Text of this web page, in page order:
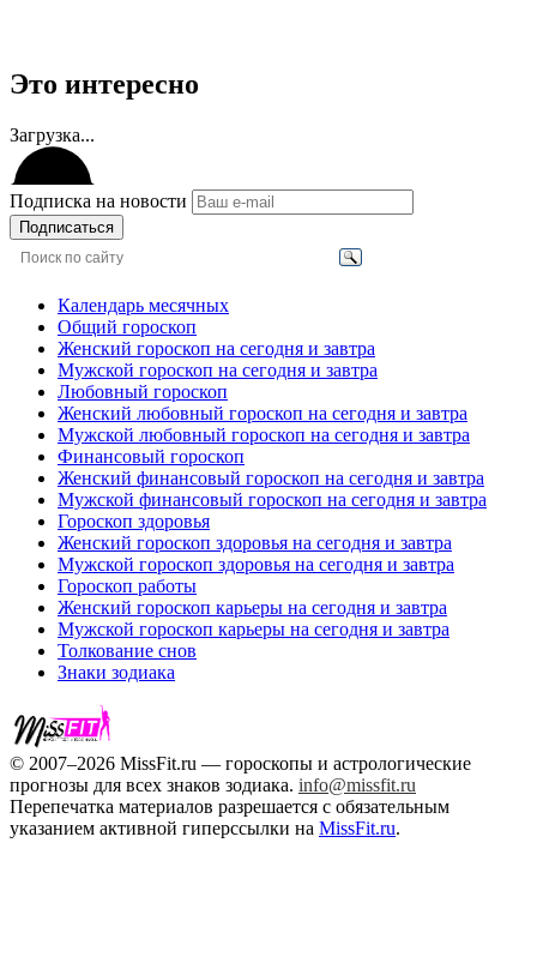
Это интересно
Загрузка...
Подписка на новости
Подписаться
Календарь месячных
Общий гороскоп
Женский гороскоп на сегодня и завтра
Мужской гороскоп на сегодня и завтра
Любовный гороскоп
Женский любовный гороскоп на сегодня и завтра
Мужской любовный гороскоп на сегодня и завтра
Финансовый гороскоп
Женский финансовый гороскоп на сегодня и завтра
Мужской финансовый гороскоп на сегодня и завтра
Гороскоп здоровья
Женский гороскоп здоровья на сегодня и завтра
Мужской гороскоп здоровья на сегодня и завтра
Гороскоп работы
Женский гороскоп карьеры на сегодня и завтра
Мужской гороскоп карьеры на сегодня и завтра
Толкование снов
Знаки зодиака
© 2007–2026 MissFit.ru — гороскопы и астрологические
прогнозы для всех знаков зодиака. info@missfit.ru
Перепечатка материалов разрешается с обязательным
указанием активной гиперссылки на MissFit.ru.